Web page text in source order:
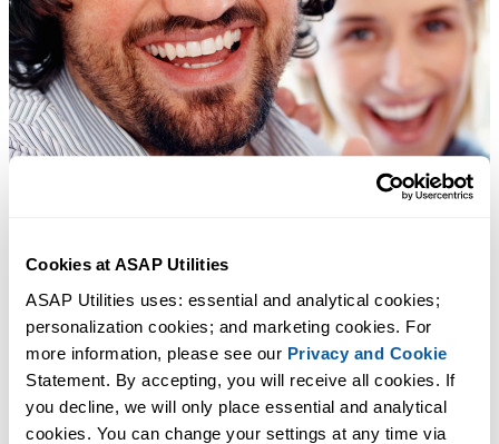
Cookies at ASAP Utilities
ASAP Utilities uses: essential and analytical cookies;
personalization cookies; and marketing cookies. For
more information, please see our Privacy and Cookie
Statement. By accepting, you will receive all cookies. If
you decline, we will only place essential and analytical
cookies. You can change your settings at any time via